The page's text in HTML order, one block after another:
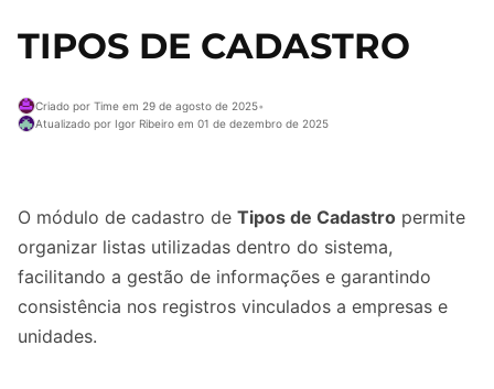
TIPOS DE CADASTRO
Criado por Time em 29 de agosto de 2025•
Atualizado por Igor Ribeiro em 01 de dezembro de 2025
O módulo de cadastro de Tipos de Cadastro permite
organizar listas utilizadas dentro do sistema,
facilitando a gestão de informações e garantindo
consistência nos registros vinculados a empresas e
unidades.